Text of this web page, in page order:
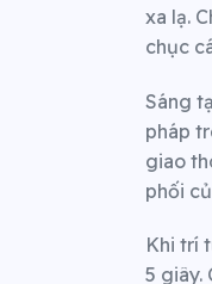
xa lạ.
chục
Sáng
pháp
giao
phối
Khi trí
5 giây.